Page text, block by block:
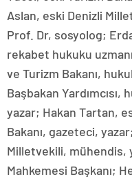
Aslan, eski Denizli
Prof. Dr, sosyolog;
rekabet hukuku
ve Turizm Bakanı,
Başbakan
yazar; Hakan Tartan,
Bakanı, gazeteci,
Milletvekili, mühendis,
Mahkemesi Başkanı;